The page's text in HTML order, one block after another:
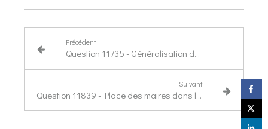
Précédent
Question 11735 - Généralisation des directives anticipées via le mariage
Suivant
Question 11839 - Place des maires dans les SERM